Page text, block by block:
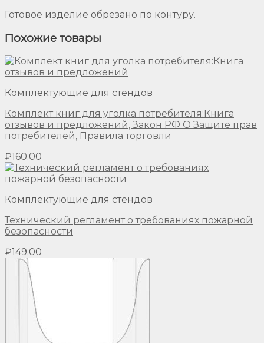
Готовое изделие обрезано по контуру.
Похожие товары
Комплектующие для стендов
Комплект книг для уголка потребителя:Книга
отзывов и предложений, Закон РФ О Защите прав
потребителей, Правила торговли
₽160.00
Комплектующие для стендов
Технический регламент о требованиях пожарной
безопасности
₽149.00